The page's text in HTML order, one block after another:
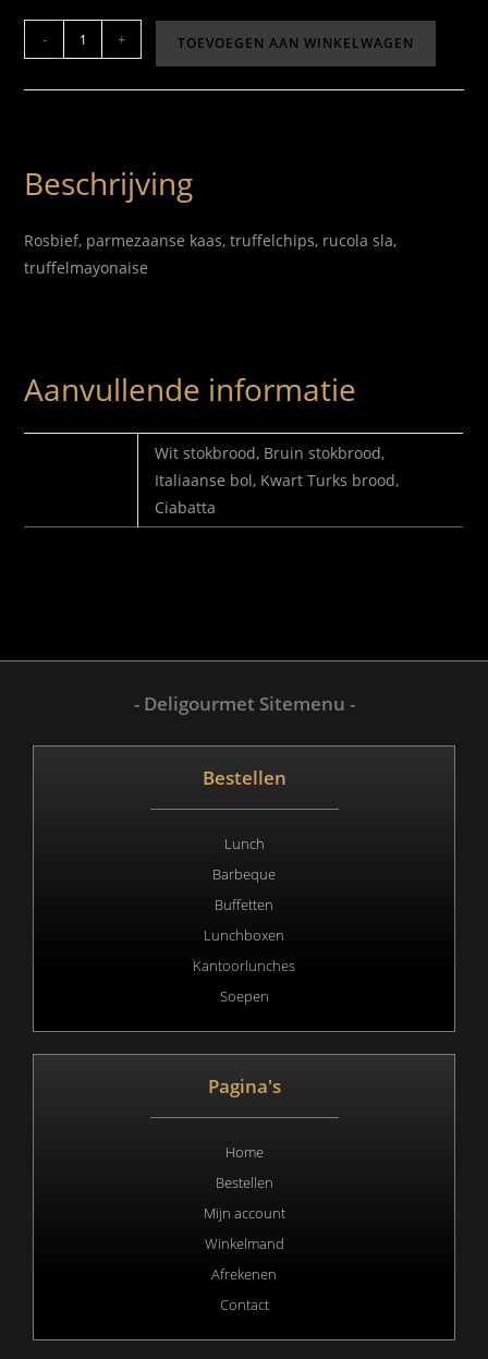
- + TOEVOEGEN AAN WINKELWAGEN
Beschrijving
Rosbief, parmezaanse kaas, truffelchips, rucola sla,
truffelmayonaise
Aanvullende informatie
Wit stokbrood, Bruin stokbrood,
Italiaanse bol, Kwart Turks brood,
Ciabatta
- Deligourmet Sitemenu -
Bestellen
Lunch
Barbeque
Buffetten
Lunchboxen
Kantoorlunches
Soepen
Pagina's
Home
Bestellen
Mijn account
Winkelmand
Afrekenen
Contact